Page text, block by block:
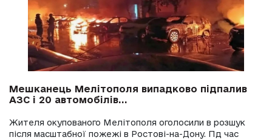
Мешканець Мелітополя випадково підпалив
АЗС і 20 автомобілів...
Жителя окупованого Мелітополя оголосили в розшук
після масштабної пожежі в Ростові-на-Дону. Пд час